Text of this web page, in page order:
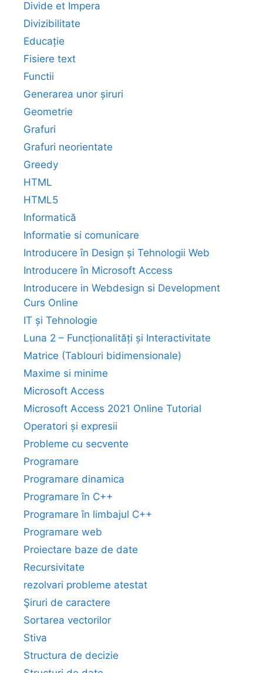
Divide et Impera
Divizibilitate
Educație
Fisiere text
Functii
Generarea unor șiruri
Geometrie
Grafuri
Grafuri neorientate
Greedy
HTML
HTML5
Informatică
Informatie si comunicare
Introducere în Design și Tehnologii Web
Introducere în Microsoft Access
Introducere in Webdesign si Development
Curs Online
IT și Tehnologie
Luna 2 – Funcționalități și Interactivitate
Matrice (Tablouri bidimensionale)
Maxime si minime
Microsoft Access
Microsoft Access 2021 Online Tutorial
Operatori și expresii
Probleme cu secvente
Programare
Programare dinamica
Programare în C++
Programare în limbajul C++
Programare web
Proiectare baze de date
Recursivitate
rezolvari probleme atestat
Şiruri de caractere
Sortarea vectorilor
Stiva
Structura de decizie